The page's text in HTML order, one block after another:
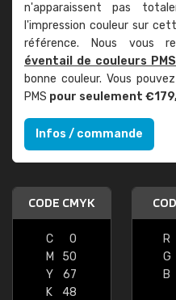
n'apparaissent pas
l'impression couleur sur
référence. Nous vous
éventail de couleurs
bonne couleur. Vous
PMS pour seulement
Infos / commande
CODE CMYK
C
0
M
50
Y
67
K
48
R
G
B